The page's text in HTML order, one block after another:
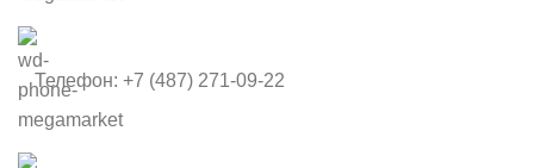
Телефон: +7 (487) 271-09-22